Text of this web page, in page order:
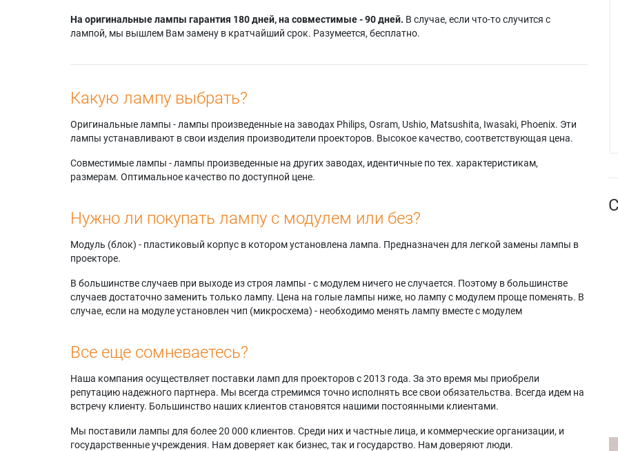
На оригинальные лампы гарантия 180 дней, на совместимые - 90 дней. В случае, если что-то случится с
лампой, мы вышлем Вам замену в кратчайший срок. Разумеется, бесплатно.
Какую лампу выбрать?
Оригинальные лампы - лампы произведенные на заводах Philips, Osram, Ushio, Matsushita, Iwasaki, Phoenix. Эти
лампы устанавливают в свои изделия производители проекторов. Высокое качество, соответствующая цена.
Совместимые лампы - лампы произведенные на других заводах, идентичные по тех. характеристикам,
размерам. Оптимальное качество по доступной цене.
Нужно ли покупать лампу с модулем или без?
Модуль (блок) - пластиковый корпус в котором установлена лампа. Предназначен для легкой замены лампы в
проекторе.
В большинстве случаев при выходе из строя лампы - с модулем ничего не случается. Поэтому в большинстве
случаев достаточно заменить только лампу. Цена на голые лампы ниже, но лампу с модулем проще поменять. В
случае, если на модуле установлен чип (микросхема) - необходимо менять лампу вместе с модулем
Все еще сомневаетесь?
Наша компания осуществляет поставки ламп для проекторов с 2013 года. За это время мы приобрели
репутацию надежного партнера. Мы всегда стремимся точно исполнять все свои обязательства. Всегда идем на
встречу клиенту. Большинство наших клиентов становятся нашими постоянными клиентами.
Мы поставили лампы для более 20 000 клиентов. Среди них и частные лица, и коммерческие организации, и
государственные учреждения. Нам доверяет как бизнес, так и государство. Нам доверяют люди.